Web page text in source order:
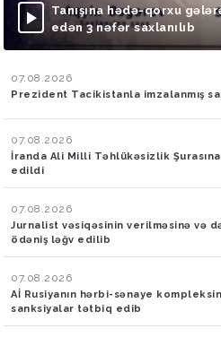
Tanışına hədə-qorxu
edən 3 nəfər saxlanılıb
07.08.2026
Prezident Tacikistanla imzalanmış
07.08.2026
İranda Ali Milli Təhlükəsizlik
edildi
07.08.2026
Jurnalist vəsiqəsinin verilməsinə və
ödəniş ləğv edilib
07.08.2026
Aİ Rusiyanın hərbi-sənaye
sanksiyalar tətbiq edib